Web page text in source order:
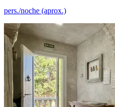
pers./noche (aprox.)